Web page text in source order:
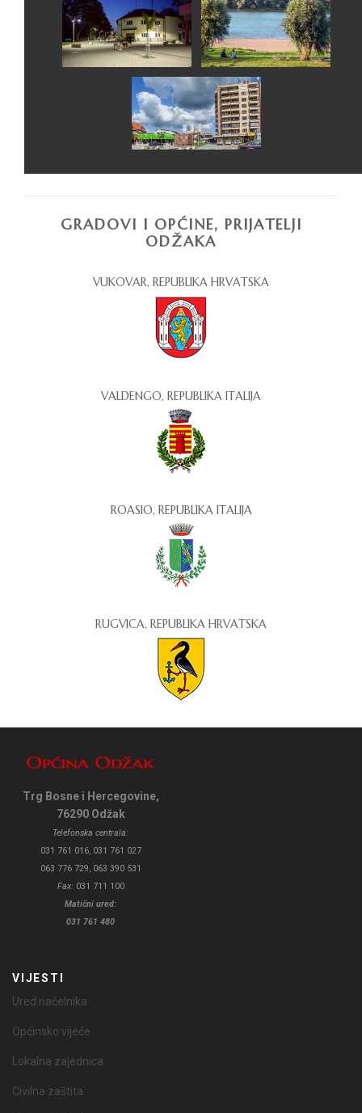
GRADOVI I OPĆINE, PRIJATELJI
ODŽAKA
VUKOVAR, REPUBLIKA HRVATSKA
VALDENGO, REPUBLIKA ITALIJA
ROASIO, REPUBLIKA ITALIJA
RUGVICA, REPUBLIKA HRVATSKA
Trg Bosne i Hercegovine,
76290 Odžak
Telefonska centrala:
031 761 016, 031 761 027
063 776 729, 063 390 531
Fax: 031 711 100
Matični ured:
031 761 480
VIJESTI
Ured načelnika
Općinsko vijeće
Lokalna zajednica
Civilna zaštita